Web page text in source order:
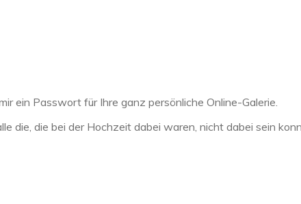
ein Passwort für Ihre ganz persönliche Online-Galerie.
die, die bei der Hochzeit dabei waren, nicht dabei sein